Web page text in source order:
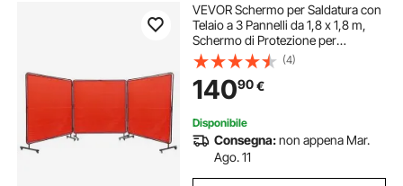
VEVOR Schermo per Saldatura con
Telaio a 3 Pannelli da 1,8 x 1,8 m,
Schermo di Protezione per
Saldatura in Vinile Ignifugo 12 Ruote
Girevoli (6 Bloccabili), per Officina,
Rosso
(4)
14090€
Disponibile
Consegna:non appena Mar.
Ago. 11